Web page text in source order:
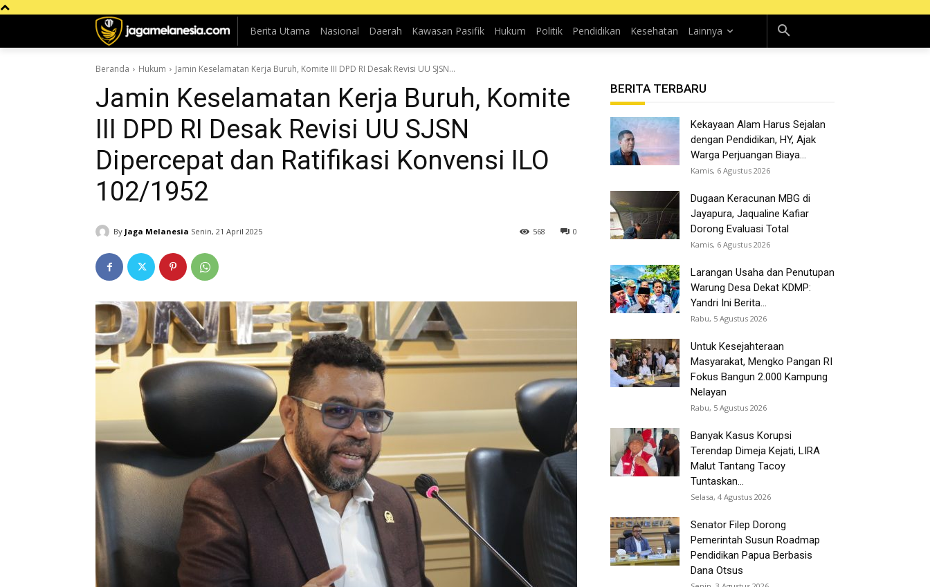
Berita Utama Nasional Daerah Kawasan Pasifik Hukum Politik Pendidikan Kesehatan Lainnya
Beranda Hukum Jamin Keselamatan Kerja Buruh, Komite III DPD RI Desak Revisi UU SJSN...
Jamin Keselamatan Kerja Buruh, Komite
III DPD RI Desak Revisi UU SJSN
Dipercepat dan Ratifikasi Konvensi ILO
102/1952
By Jaga Melanesia Senin, 21 April 2025 0
568
BERITA TERBARU
Kekayaan Alam Harus Sejalan
dengan Pendidikan, HY, Ajak
Warga Perjuangan Biaya...
Kamis, 6 Agustus 2026
Dugaan Keracunan MBG di
Jayapura, Jaqualine Kafiar
Dorong Evaluasi Total
Kamis, 6 Agustus 2026
Larangan Usaha dan Penutupan
Warung Desa Dekat KDMP:
Yandri Ini Berita...
Rabu, 5 Agustus 2026
Untuk Kesejahteraan
Masyarakat, Mengko Pangan RI
Fokus Bangun 2.000 Kampung
Nelayan
Rabu, 5 Agustus 2026
Banyak Kasus Korupsi
Terendap Dimeja Kejati, LIRA
Malut Tantang Tacoy
Tuntaskan...
Selasa, 4 Agustus 2026
Senator Filep Dorong
Pemerintah Susun Roadmap
Pendidikan Papua Berbasis
Dana Otsus